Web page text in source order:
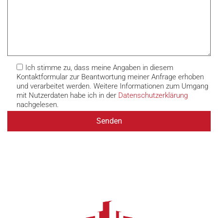
Ich stimme zu, dass meine Angaben in diesem
Kontaktformular zur Beantwortung meiner Anfrage erhoben
und verarbeitet werden. Weitere Informationen zum Umgang
mit Nutzerdaten habe ich in der Datenschutzerklärung
nachgelesen.